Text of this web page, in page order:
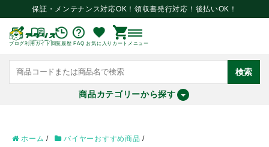
保証・メンテナンス対応OK！領収書発行対応！後払いOK！
ブログ利用ガイド 閲覧履歴 FAQ お気に入り カート メニュー
検索
商品カテゴリーから探す
meeting_room ログイン person 会員登録
ホーム / バイヤーおすすめ商品 /